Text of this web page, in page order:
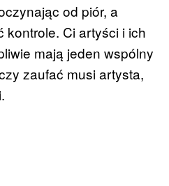
od piór, a
kontrole. Ci artyści i ich
mają jeden wspólny
zaufać musi artysta,